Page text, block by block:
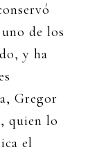
de los
y ha
Gregor
quien lo
el